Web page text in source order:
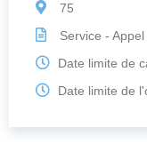
75
Service -
Date limite de
Date limite de